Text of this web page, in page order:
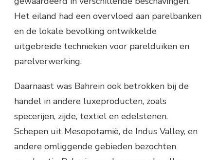
Het eiland had een overvloed aan parelbanken
en de lokale bevolking ontwikkelde
uitgebreide technieken voor parelduiken en
parelverwerking.
Daarnaast was Bahrein ook betrokken bij de
handel in andere luxeproducten, zoals
specerijen, zijde, textiel en edelstenen.
Schepen uit Mesopotamië, de Indus Valley, en
andere omliggende gebieden bezochten